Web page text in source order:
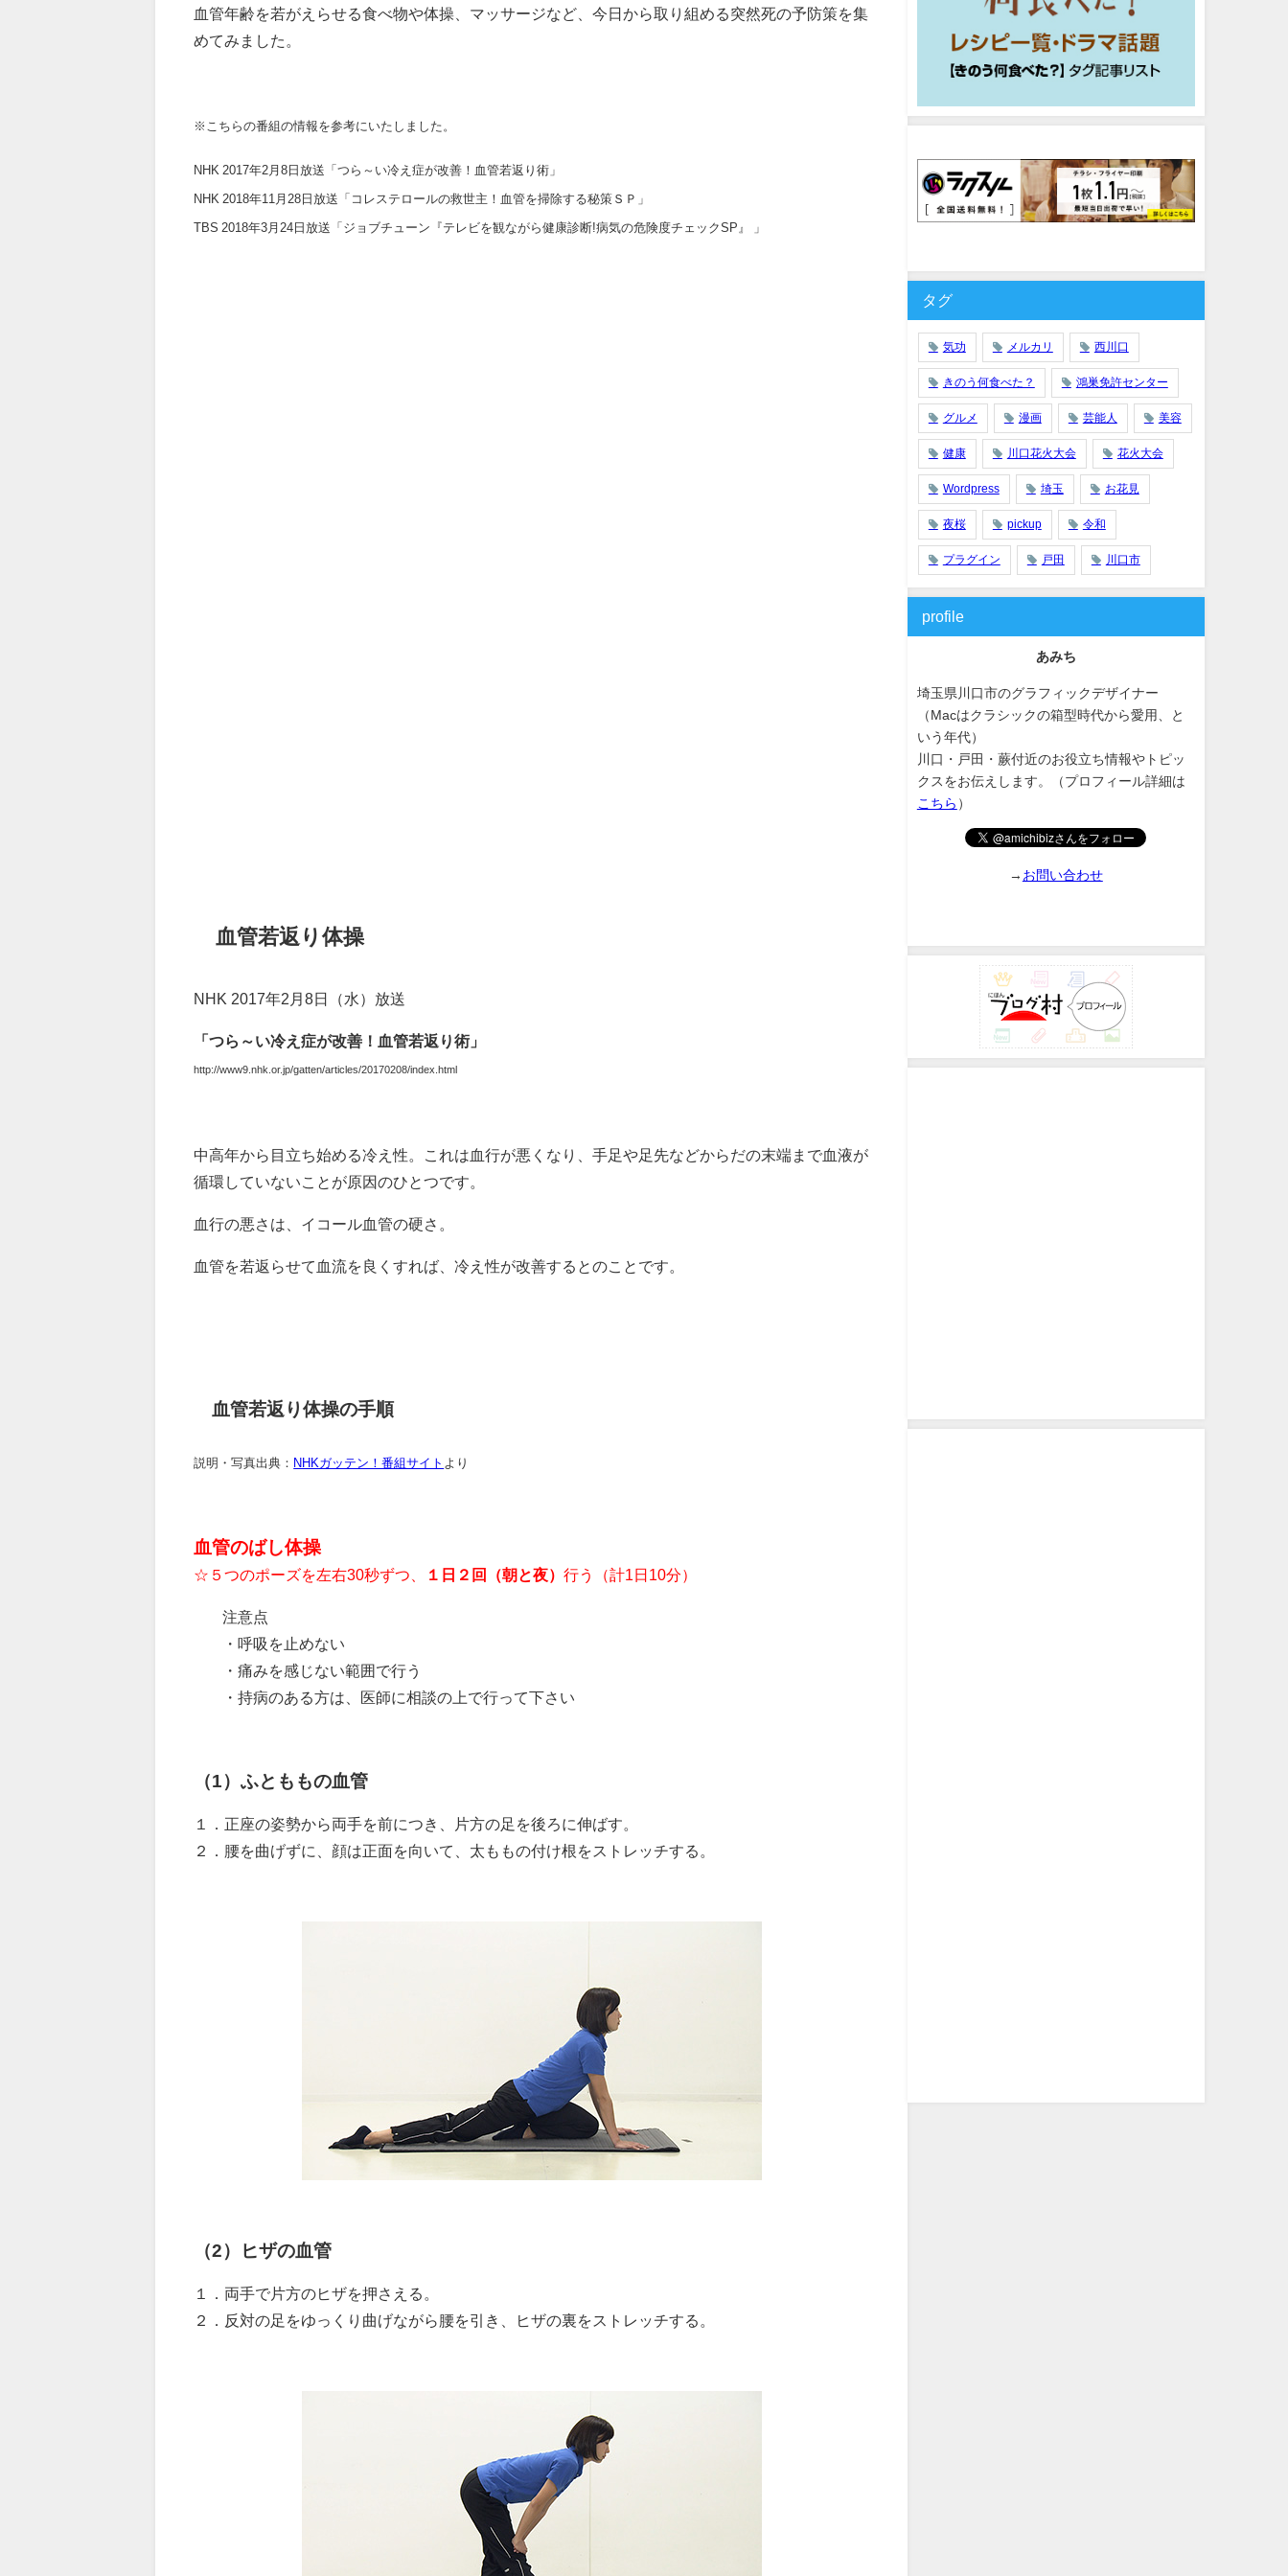
血管年齢を若がえらせる食べ物や体操、マッサージなど、今日から取り組める突然死の予防策を集
めてみました。
※こちらの番組の情報を参考にいたしました。
NHK 2017年2月8日放送「つら～い冷え症が改善！血管若返り術」
NHK 2018年11月28日放送「コレステロールの救世主！血管を掃除する秘策ＳＰ」
TBS 2018年3月24日放送「ジョブチューン『テレビを観ながら健康診断!病気の危険度チェックSP』 」
血管若返り体操
NHK 2017年2月8日（水）放送
「つら～い冷え症が改善！血管若返り術」
http://www9.nhk.or.jp/gatten/articles/20170208/index.html
中高年から目立ち始める冷え性。これは血行が悪くなり、手足や足先などからだの末端まで血液が
循環していないことが原因のひとつです。
血行の悪さは、イコール血管の硬さ。
血管を若返らせて血流を良くすれば、冷え性が改善するとのことです。
血管若返り体操の手順
説明・写真出典： NHKガッテン！番組サイト より
血管のばし体操
☆５つのポーズを左右30秒ずつ、 １日２回（朝と夜）行う（計1日10分）
注意点
・呼吸を止めない
・痛みを感じない範囲で行う
・持病のある方は、医師に相談の上で行って下さい
（1）ふとももの血管
１．正座の姿勢から両手を前につき、片方の足を後ろに伸ばす。
２．腰を曲げずに、顔は正面を向いて、太ももの付け根をストレッチする。
（2）ヒザの血管
１．両手で片方のヒザを押さえる。
２．反対の足をゆっくり曲げながら腰を引き、ヒザの裏をストレッチする。
タグ
気功 メルカリ 西川口
きのう何食べた？ 鴻巣免許センター
グルメ 漫画 芸能人 美容
健康 川口花火大会 花火大会
Wordpress 埼玉 お花見
夜桜 pickup 令和
プラグイン 戸田 川口市
profile
あみち
埼玉県川口市のグラフィックデザイナー
（Macはクラシックの箱型時代から愛用、と
いう年代）
川口・戸田・蕨付近のお役立ち情報やトピッ
クスをお伝えします。（プロフィール詳細は
こちら ）
→ お問い合わせ